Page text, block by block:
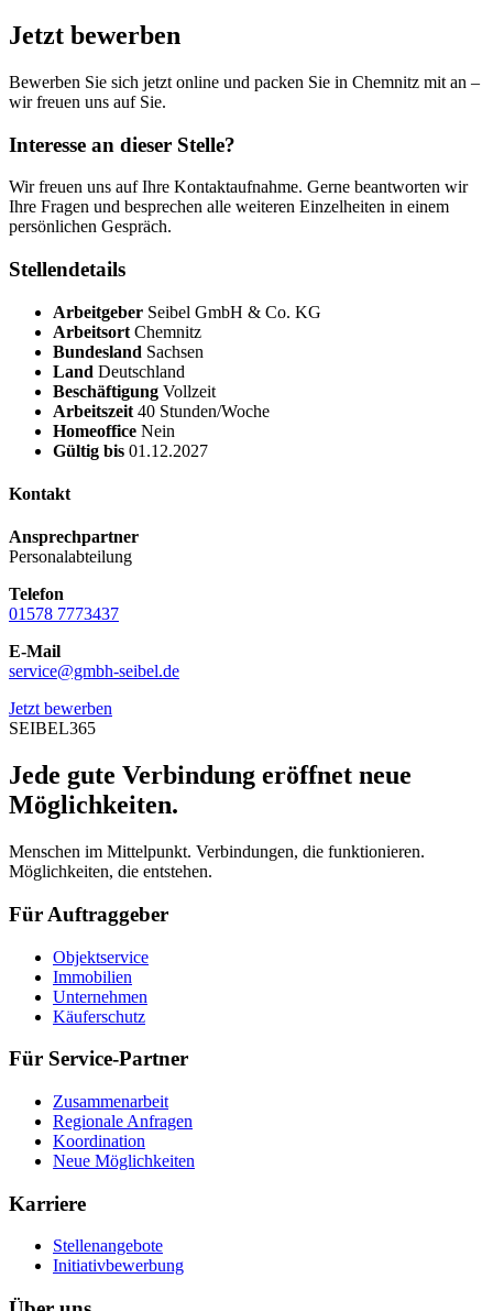
Jetzt bewerben
Bewerben Sie sich jetzt online und packen Sie in Chemnitz mit an –
wir freuen uns auf Sie.
Interesse an dieser Stelle?
Wir freuen uns auf Ihre Kontaktaufnahme. Gerne beantworten wir
Ihre Fragen und besprechen alle weiteren Einzelheiten in einem
persönlichen Gespräch.
Stellendetails
Arbeitgeber Seibel GmbH & Co. KG
Arbeitsort Chemnitz
Bundesland Sachsen
Land Deutschland
Beschäftigung Vollzeit
Arbeitszeit 40 Stunden/Woche
Homeoffice Nein
Gültig bis 01.12.2027
Kontakt
Ansprechpartner
Personalabteilung
Telefon
01578 7773437
E-Mail
service@gmbh-seibel.de
Jetzt bewerben
SEIBEL365
Jede gute Verbindung eröffnet neue
Möglichkeiten.
Menschen im Mittelpunkt. Verbindungen, die funktionieren.
Möglichkeiten, die entstehen.
Für Auftraggeber
Objektservice
Immobilien
Unternehmen
Käuferschutz
Für Service-Partner
Zusammenarbeit
Regionale Anfragen
Koordination
Neue Möglichkeiten
Karriere
Stellenangebote
Initiativbewerbung